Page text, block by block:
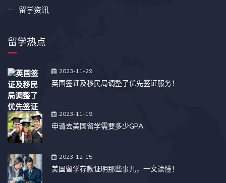
留学资讯
留学热点
2023-11-29
英国签证及移民局调整了优先签证服务！
2023-11-19
申请去美国留学需要多少GPA
2023-12-15
美国留学存款证明那些事儿，一文读懂！